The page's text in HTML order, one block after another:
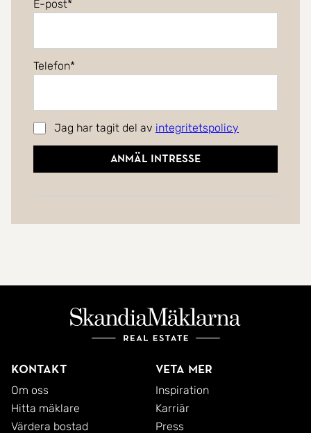
E-post
Telefon
Jag har tagit del av integritetspolicy
Anmäl intresse
Kontakt
Om oss
Hitta mäklare
Värdera bostad
Veta mer
Inspiration
Karriär
Press